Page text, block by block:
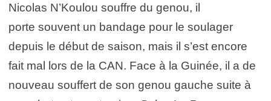
Nicolas N’Koulou souffre du genou, il
porte souvent un bandage pour le soulager
depuis le début de saison, mais il s’est encore
fait mal lors de la CAN. Face à la Guinée, il a de
nouveau souffert de son genou gauche suite à